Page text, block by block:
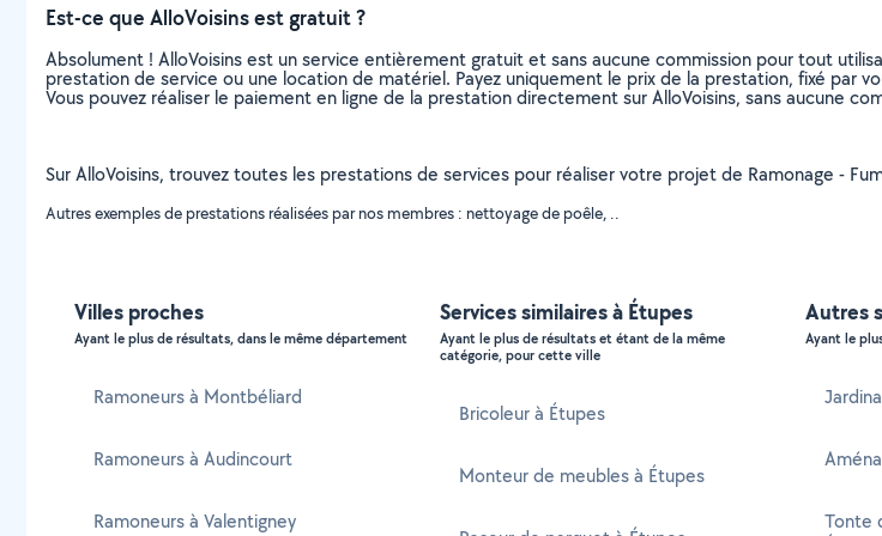
Est-ce que AlloVoisins est gratuit ?
Absolument ! AlloVoisins est un service entièrement gratuit et sans aucune commission pour tout
prestation de service ou une location de matériel. Payez uniquement le prix de la prestation, fixé par
Vous pouvez réaliser le paiement en ligne de la prestation directement sur AlloVoisins, sans aucune
Sur AlloVoisins, trouvez toutes les prestations de services pour réaliser votre projet de Ramonage -
Autres exemples de prestations réalisées par nos membres : nettoyage de poêle, ..
Villes proches
Ayant le plus de résultats, dans le même département
Ramoneurs à Montbéliard
Ramoneurs à Audincourt
Ramoneurs à Valentigney
Services similaires à Étupes
Ayant le plus de résultats et étant de la même
catégorie, pour cette ville
Bricoleur à Étupes
Monteur de meubles à Étupes
Autres
Ayant le
Tonte